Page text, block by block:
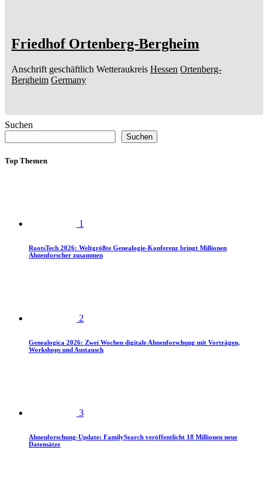
Friedhof Ortenberg-Bergheim
Anschrift geschäftlich Wetteraukreis Hessen Ortenberg-
Bergheim Germany
Suchen
Suchen
Top Themen
1
RootsTech 2026: Weltgrößte Genealogie-Konferenz bringt Millionen
Ahnenforscher zusammen
2
Genealogica 2026: Zwei Wochen digitale Ahnenforschung mit Vorträgen,
Workshops und Austausch
3
Ahnenforschung-Update: FamilySearch veröffentlicht 18 Millionen neue
Datensätze